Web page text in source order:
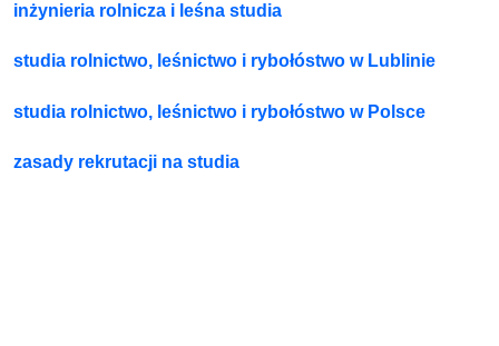
inżynieria rolnicza i leśna studia
studia rolnictwo, leśnictwo i rybołóstwo w Lublinie
studia rolnictwo, leśnictwo i rybołóstwo w Polsce
zasady rekrutacji na studia